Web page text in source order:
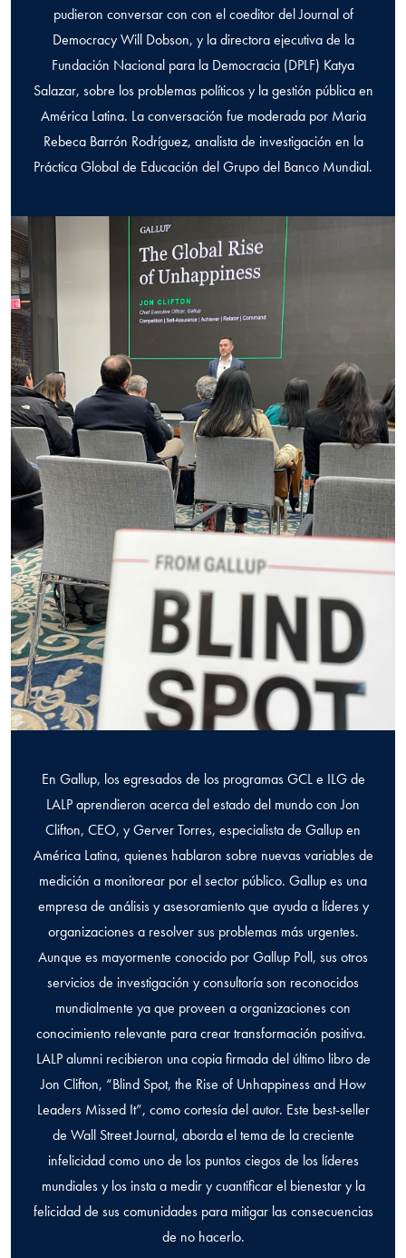
pudieron conversar con con el coeditor del Journal of
Democracy Will Dobson, y la directora ejecutiva de la
Fundación Nacional para la Democracia (DPLF) Katya
Salazar, sobre los problemas políticos y la gestión pública en
América Latina. La conversación fue moderada por Maria
Rebeca Barrón Rodríguez, analista de investigación en la
Práctica Global de Educación del Grupo del Banco Mundial.
En Gallup, los egresados de los programas GCL e ILG de
LALP aprendieron acerca del estado del mundo con Jon
Clifton, CEO, y Gerver Torres, especialista de Gallup en
América Latina, quienes hablaron sobre nuevas variables de
medición a monitorear por el sector público. Gallup es una
empresa de análisis y asesoramiento que ayuda a líderes y
organizaciones a resolver sus problemas más urgentes.
Aunque es mayormente conocido por Gallup Poll, sus otros
servicios de investigación y consultoría son reconocidos
mundialmente ya que proveen a organizaciones con
conocimiento relevante para crear transformación positiva.
LALP alumni recibieron una copia firmada del último libro de
Jon Clifton, “Blind Spot, the Rise of Unhappiness and How
Leaders Missed It”, como cortesía del autor. Este best-seller
de Wall Street Journal, aborda el tema de la creciente
infelicidad como uno de los puntos ciegos de los líderes
mundiales y los insta a medir y cuantificar el bienestar y la
felicidad de sus comunidades para mitigar las consecuencias
de no hacerlo.